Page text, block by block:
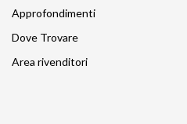
Approfondimenti
Dove Trovare
Area rivenditori